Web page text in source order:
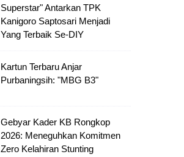
Superstar" Antarkan TPK
Kanigoro Saptosari Menjadi
Yang Terbaik Se-DIY
Kartun Terbaru Anjar
Purbaningsih: "MBG B3"
Gebyar Kader KB Rongkop
2026: Meneguhkan Komitmen
Zero Kelahiran Stunting